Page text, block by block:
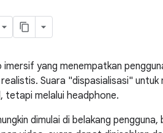
yang menempatkan
Suara "dispasialisasi"
tetapi melalui headphone.
dimulai di belakang